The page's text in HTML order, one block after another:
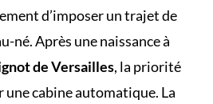
d’imposer un trajet de
né. Après une naissance à
de Versailles, la priorité
une cabine automatique. La